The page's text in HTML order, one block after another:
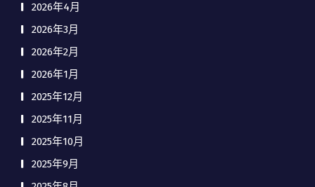
2026年4月
2026年3月
2026年2月
2026年1月
2025年12月
2025年11月
2025年10月
2025年9月